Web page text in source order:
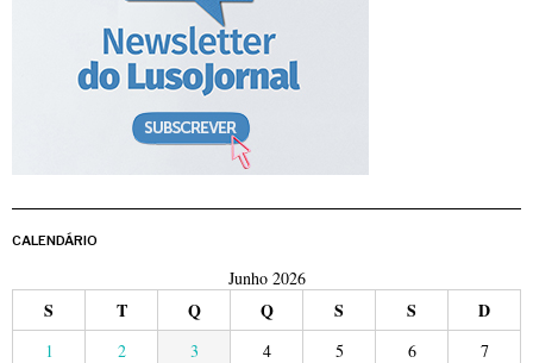
CALENDÁRIO
Junho 2026
S T Q Q S S D
1 2 3 4 5 6
7